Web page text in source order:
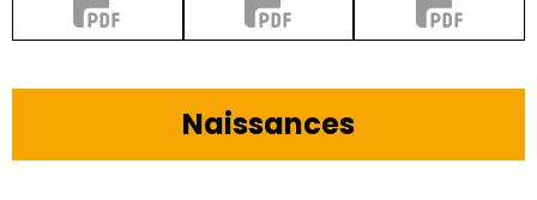
Naissances